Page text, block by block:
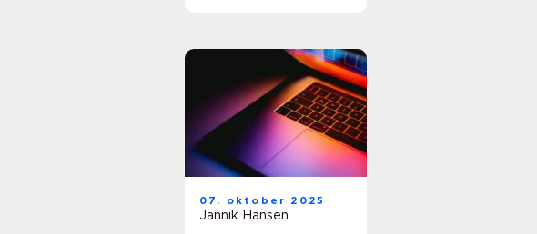
07. oktober 2025
Jannik Hansen